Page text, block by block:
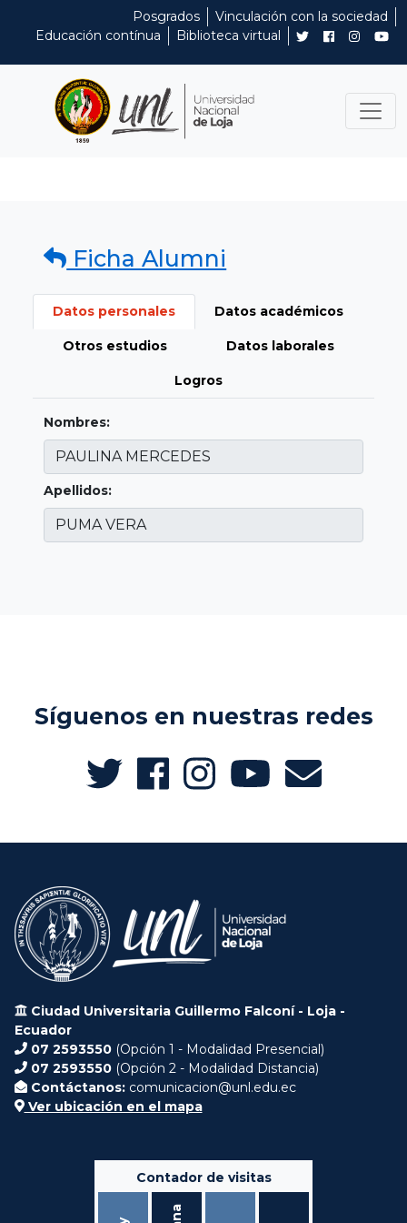
Posgrados
Vinculación con la sociedad
Educación contínua
Biblioteca virtual
Ficha Alumni
Datos personales Datos académicos
Otros estudios Datos laborales
Logros
Nombres:
Apellidos:
Síguenos en nuestras redes
Ciudad Universitaria Guillermo Falconí - Loja -
Ecuador
07 2593550 (Opción 1 - Modalidad Presencial)
07 2593550 (Opción 2 - Modalidad Distancia)
Contáctanos: comunicacion@unl.edu.ec
Ver ubicación en el mapa
Contador de visitas